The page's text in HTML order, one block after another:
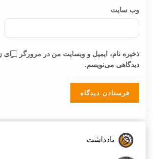
وب‌ سایت
ذخیره نام، ایمیل و وبسایت من در مرورگر برای
دیدگاهی می‌نویسم.
یادداشت